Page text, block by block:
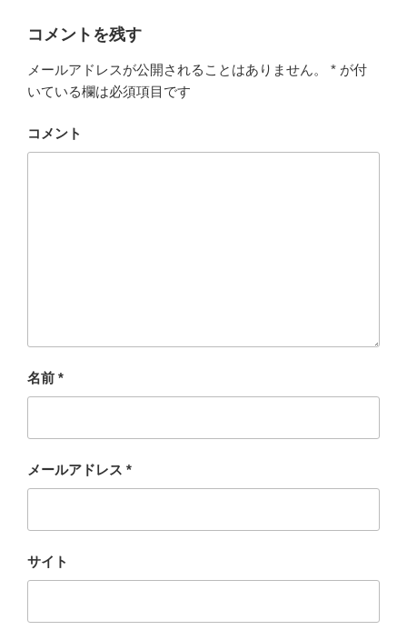
コメントを残す
メールアドレスが公開されることはありません。 * が付
いている欄は必須項目です
コメント
名前 *
メールアドレス *
サイト